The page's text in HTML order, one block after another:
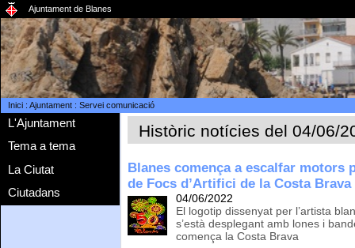
Ajuntament de Blanes
Inici: Ajuntament: Servei comunicació
L'Ajuntament
Tema a tema
La Ciutat
Ciutadans
Històric notícies del 04/06/
Blanes comença a escalfar motors
de Focs d’Artifici de la Costa Brava
04/06/2022
El logotip dissenyat per l’artista
s’està desplegant amb lones i
comença la Costa Brava